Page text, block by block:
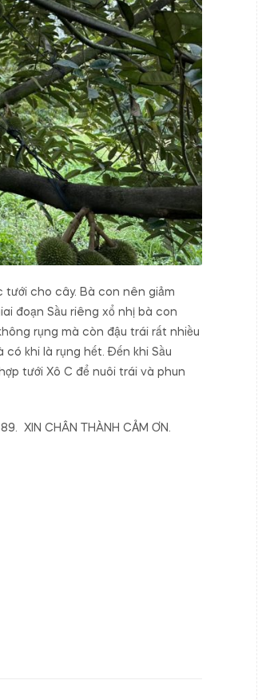
tưới cho cây. Bà con nên giảm
đoạn Sầu riêng xổ nhị bà con
rụng mà còn đậu trái rất nhiều
khi là rụng hết. Đến khi Sầu
tưới Xô C để nuôi trái và phun
XIN CHÂN THÀNH CẢM ƠN.